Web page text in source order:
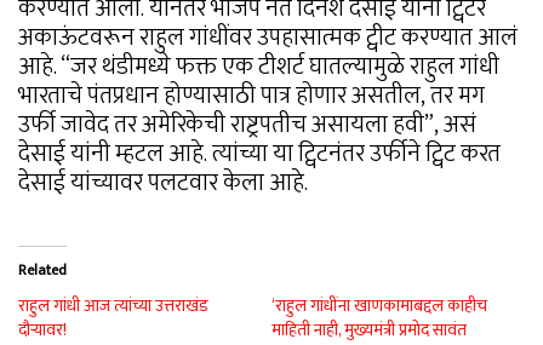
करण्यात आला. यानंतर भाजप नेते दिनेश देसाई यांनी ट्विटर
अकाऊंटवरून राहुल गांधींवर उपहासात्मक ट्वीट करण्यात आलं
आहे. “जर थंडीमध्ये फक्त एक टीशर्ट घातल्यामुळे राहुल गांधी
भारताचे पंतप्रधान होण्यासाठी पात्र होणार असतील, तर मग
उर्फी जावेद तर अमेरिकेची राष्ट्रपतीच असायला हवी”, असं
देसाई यांनी म्हटल आहे. त्यांच्या या ट्विटनंतर उर्फीने ट्विट करत
देसाई यांच्यावर पलटवार केला आहे.
Related
राहुल गांधी आज त्यांच्या उत्तराखंड
दौऱ्यावर!
‘राहुल गांधींना खाणकामाबद्दल काहीच
माहिती नाही, मुख्यमंत्री प्रमोद सावंत